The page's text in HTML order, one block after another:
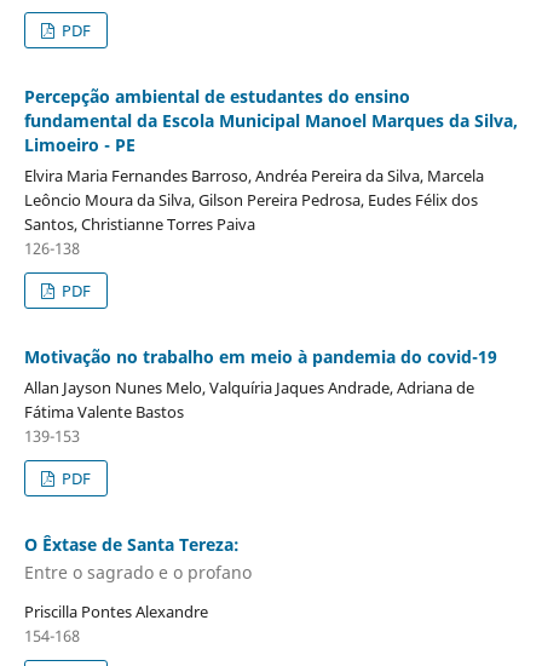
PDF
Percepção ambiental de estudantes do ensino
fundamental da Escola Municipal Manoel Marques da Silva,
Limoeiro - PE
Elvira Maria Fernandes Barroso, Andréa Pereira da Silva, Marcela
Leôncio Moura da Silva, Gilson Pereira Pedrosa, Eudes Félix dos
Santos, Christianne Torres Paiva
126-138
PDF
Motivação no trabalho em meio à pandemia do covid-19
Allan Jayson Nunes Melo, Valquíria Jaques Andrade, Adriana de
Fátima Valente Bastos
139-153
PDF
O Êxtase de Santa Tereza:
Entre o sagrado e o profano
Priscilla Pontes Alexandre
154-168